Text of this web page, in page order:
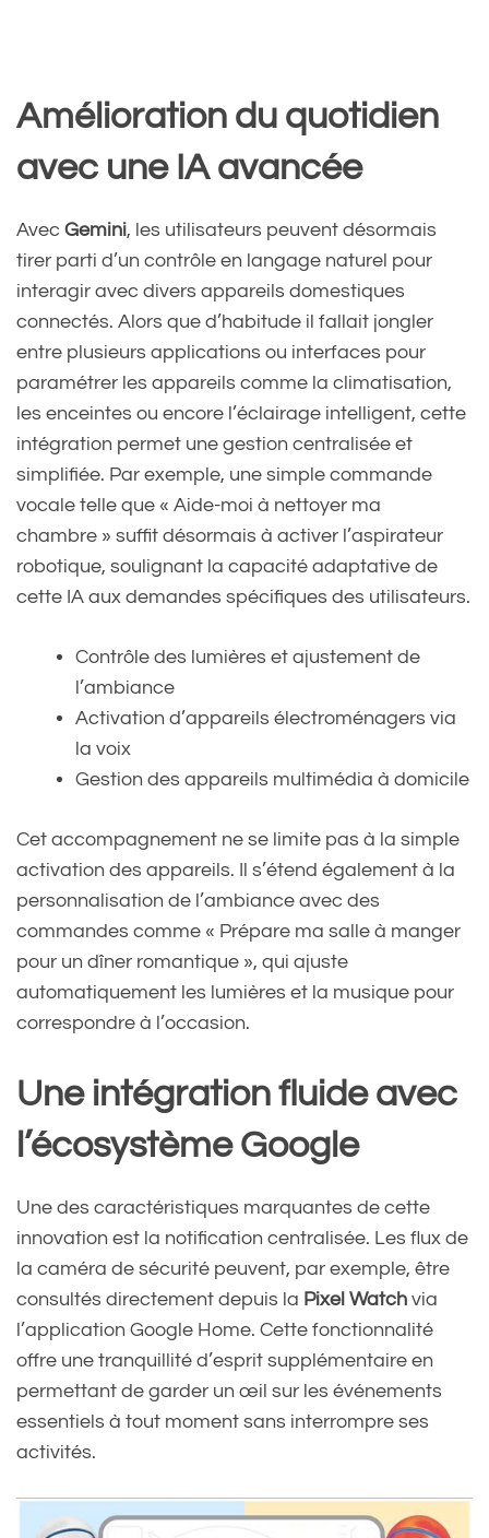
Amélioration du quotidien
avec une IA avancée
Avec Gemini, les utilisateurs peuvent désormais
tirer parti d’un contrôle en langage naturel pour
interagir avec divers appareils domestiques
connectés. Alors que d’habitude il fallait jongler
entre plusieurs applications ou interfaces pour
paramétrer les appareils comme la climatisation,
les enceintes ou encore l’éclairage intelligent, cette
intégration permet une gestion centralisée et
simplifiée. Par exemple, une simple commande
vocale telle que « Aide-moi à nettoyer ma
chambre » suffit désormais à activer l’aspirateur
robotique, soulignant la capacité adaptative de
cette IA aux demandes spécifiques des utilisateurs.
Contrôle des lumières et ajustement de
l’ambiance
Activation d’appareils électroménagers via
la voix
Gestion des appareils multimédia à domicile
Cet accompagnement ne se limite pas à la simple
activation des appareils. Il s’étend également à la
personnalisation de l’ambiance avec des
commandes comme « Prépare ma salle à manger
pour un dîner romantique », qui ajuste
automatiquement les lumières et la musique pour
correspondre à l’occasion.
Une intégration fluide avec
l’écosystème Google
Une des caractéristiques marquantes de cette
innovation est la notification centralisée. Les flux de
la caméra de sécurité peuvent, par exemple, être
consultés directement depuis la Pixel Watch via
l’application Google Home. Cette fonctionnalité
offre une tranquillité d’esprit supplémentaire en
permettant de garder un œil sur les événements
essentiels à tout moment sans interrompre ses
activités.